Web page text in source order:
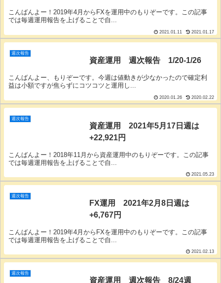
こんばんよー！2019年4月からFXを運用中のもりぞーです。この記事
では毎週運用報告を上げることで自...
2021.01.11 2021.01.17
週次報告
資産運用 週次報告 1/20-1/26
こんばんよー、もりぞーです。今週は値動きが少なかったので確定利
益は小額ですが焦らずにコツコツと運用し...
2020.01.26 2020.02.22
週次報告
資産運用 2021年5月17日週は
+22,921円
こんばんよー！2018年11月から資産運用中のもりぞーです。この記事
では毎週運用報告を上げることで自...
2021.05.23
週次報告
FX運用 2021年2月8日週は
+6,767円
こんばんよー！2019年4月からFXを運用中のもりぞーです。この記事
では毎週運用報告を上げることで自...
2021.02.13
週次報告
資産運用 週次報告 8/24週